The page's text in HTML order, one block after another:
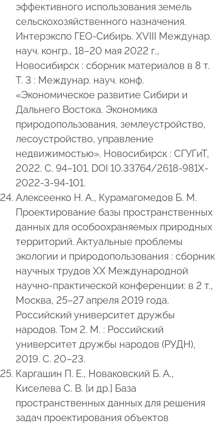
эффективного использования земель
сельскохозяйственного назначения.
Интерэкспо ГЕО-Сибирь. XVIII Междунар.
науч. конгр., 18–20 мая 2022 г.,
Новосибирск : сборник материалов в 8 т.
Т. 3 : Междунар. науч. конф.
«Экономическое развитие Сибири и
Дальнего Востока. Экономика
природопользования, землеустройство,
лесоустройство, управление
недвижимостью». Новосибирск : СГУГиТ,
2022. С. 94–101. DOI 10.33764/2618-981X-
2022-3-94-101.
Алексеенко Н. А., Курамагомедов Б. М.
Проектирование базы пространственных
данных для особоохраняемых природных
территорий. Актуальные проблемы
экологии и природопользования : сборник
научных трудов XX Международной
научно-практической конференции: в 2 т.,
Москва, 25–27 апреля 2019 года.
Российский университет дружбы
народов. Том 2. М. : Российский
университет дружбы народов (РУДН),
2019. С. 20–23.
Каргашин П. Е., Новаковский Б. А.,
Киселева С. В. [и др.] База
пространственных данных для решения
задач проектирования объектов